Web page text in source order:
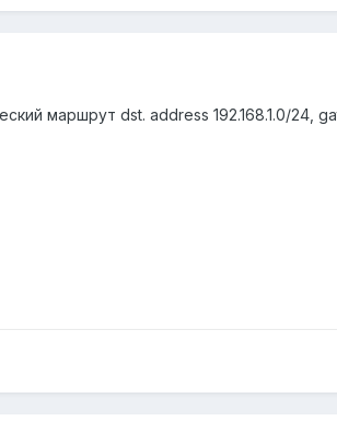
маршрут dst. address 192.168.1.0/24,